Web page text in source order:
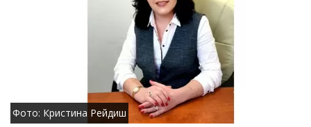
Фото: Кристина Рейдиш